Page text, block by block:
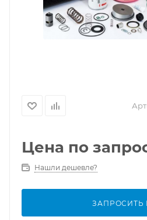
Цена по
Нашли дешевле?
ЗАПРОСИТЬ